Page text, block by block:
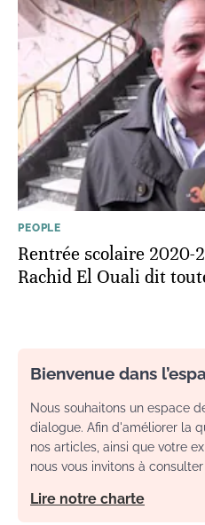
PEOPLE
Rentrée scolaire 2020-
Rachid El Ouali dit
Bienvenue dans
Nous souhaitons un espace
dialogue. Afin d'améliorer la
nos articles, ainsi que votre
nous vous invitons à
Lire notre charte